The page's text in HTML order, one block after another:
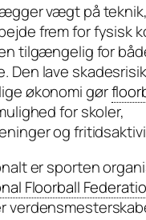
vægt på
frem for fysisk
tilgængelig for
Den lave
økonomi gør
for skoler,
og
er sporten
Floorball